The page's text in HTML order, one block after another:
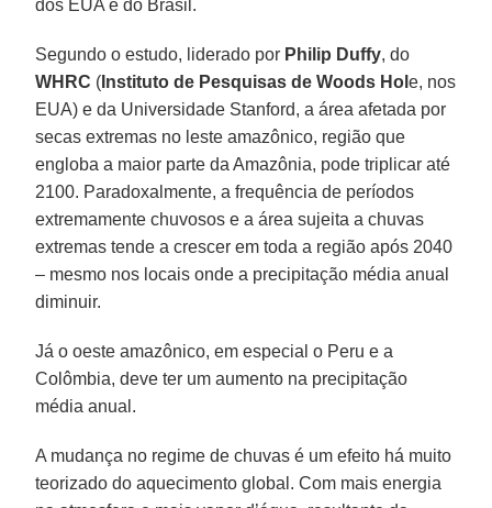
dos EUA e do Brasil.
Segundo o estudo, liderado por Philip Duffy, do
WHRC ( Instituto de Pesquisas de Woods Hole, nos
EUA) e da Universidade Stanford, a área afetada por
secas extremas no leste amazônico, região que
engloba a maior parte da Amazônia, pode triplicar até
2100. Paradoxalmente, a frequência de períodos
extremamente chuvosos e a área sujeita a chuvas
extremas tende a crescer em toda a região após 2040
– mesmo nos locais onde a precipitação média anual
diminuir.
Já o oeste amazônico, em especial o Peru e a
Colômbia, deve ter um aumento na precipitação
média anual.
A mudança no regime de chuvas é um efeito há muito
teorizado do aquecimento global. Com mais energia